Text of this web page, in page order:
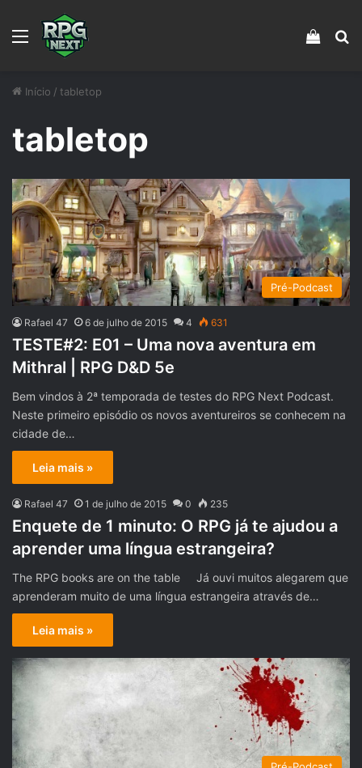
Menu Veja
Início / tabletop
tabletop
Pré-Podcast
Rafael 47 6 de julho de 2015 4 631
TESTE#2: E01 – Uma nova aventura em
Mithral | RPG D&D 5e
Bem vindos à 2ª temporada de testes do RPG Next Podcast.
Neste primeiro episódio os novos aventureiros se conhecem na
cidade de…
Leia mais »
Rafael 47 1 de julho de 2015 0 235
Enquete de 1 minuto: O RPG já te ajudou a
aprender uma língua estrangeira?
The RPG books are on the table Já ouvi muitos alegarem que
aprenderam muito de uma língua estrangeira através de…
Leia mais »